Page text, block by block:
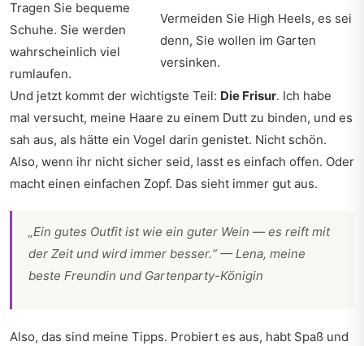
Tragen Sie bequeme
Schuhe. Sie werden
wahrscheinlich viel
rumlaufen.
Vermeiden Sie High Heels, es sei
denn, Sie wollen im Garten
versinken.
Und jetzt kommt der wichtigste Teil: Die Frisur. Ich habe
mal versucht, meine Haare zu einem Dutt zu binden, und es
sah aus, als hätte ein Vogel darin genistet. Nicht schön.
Also, wenn ihr nicht sicher seid, lasst es einfach offen. Oder
macht einen einfachen Zopf. Das sieht immer gut aus.
„Ein gutes Outfit ist wie ein guter Wein — es reift mit
der Zeit und wird immer besser.“ — Lena, meine
beste Freundin und Gartenparty-Königin
Also, das sind meine Tipps. Probiert es aus, habt Spaß und